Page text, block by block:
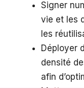
Signer
vie et les
les
Déployer
densité
afin